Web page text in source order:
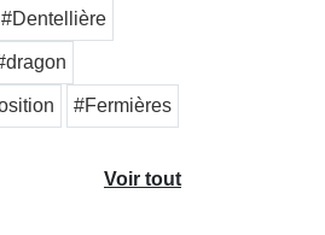
#Dentellière
#Fermières
Voir tout